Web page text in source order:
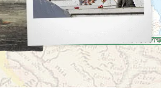
Turkije
Verenigd Koninkrijk
Wales
Korea